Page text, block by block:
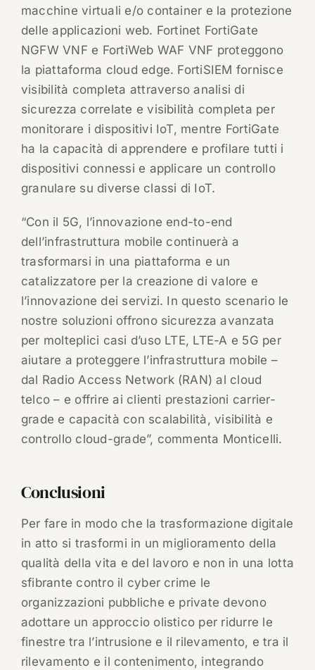
macchine virtuali e/o container e la protezione
delle applicazioni web. Fortinet FortiGate
NGFW VNF e FortiWeb WAF VNF proteggono
la piattaforma cloud edge. FortiSIEM fornisce
visibilità completa attraverso analisi di
sicurezza correlate e visibilità completa per
monitorare i dispositivi IoT, mentre FortiGate
ha la capacità di apprendere e profilare tutti i
dispositivi connessi e applicare un controllo
granulare su diverse classi di IoT.
“Con il 5G, l’innovazione end-to-end
dell’infrastruttura mobile continuerà a
trasformarsi in una piattaforma e un
catalizzatore per la creazione di valore e
l’innovazione dei servizi. In questo scenario le
nostre soluzioni offrono sicurezza avanzata
per molteplici casi d’uso LTE, LTE-A e 5G per
aiutare a proteggere l’infrastruttura mobile –
dal Radio Access Network (RAN) al cloud
telco – e offrire ai clienti prestazioni carrier-
grade e capacità con scalabilità, visibilità e
controllo cloud-grade”, commenta Monticelli.
Conclusioni
Per fare in modo che la trasformazione digitale
in atto si trasformi in un miglioramento della
qualità della vita e del lavoro e non in una lotta
sfibrante contro il cyber crime le
organizzazioni pubbliche e private devono
adottare un approccio olistico per ridurre le
finestre tra l’intrusione e il rilevamento, e tra il
rilevamento e il contenimento, integrando